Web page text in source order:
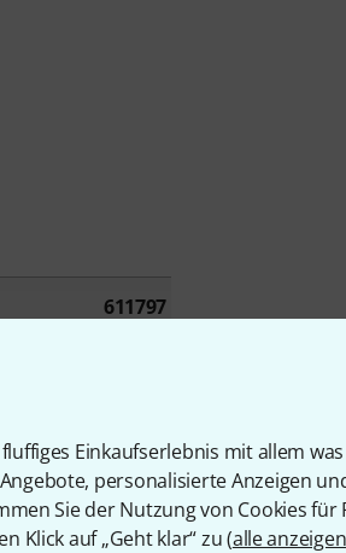
Einkaufserlebnis mit allem
personalisierte Anzeigen
Sie der Nutzung von Cookies für
Klick auf „Geht klar“ zu (alle anzeigen
611797